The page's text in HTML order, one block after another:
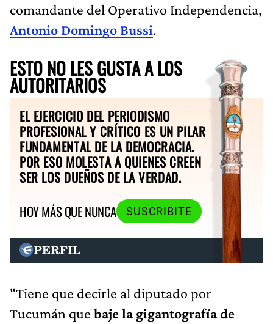
comandante del Operativo Independencia,
Antonio Domingo Bussi.
ESTO NO LES GUSTA A LOS
AUTORITARIOS
EL EJERCICIO DEL PERIODISMO
PROFESIONAL Y CRÍTICO ES UN PILAR
FUNDAMENTAL DE LA DEMOCRACIA.
POR ESO MOLESTA A QUIENES CREEN
SER LOS DUEÑOS DE LA VERDAD.
HOY MÁS QUE NUNCA
SUSCRIBITE
"Tiene que decirle al diputado por
Tucumán que baje la gigantografía de